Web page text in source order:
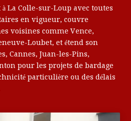
La Colle-sur-Loup avec toutes
en vigueur, couvre
voisines comme Vence,
Loubet, et étend son
Cannes, Juan-les-Pins,
pour les projets de bardage
particulière ou des délais